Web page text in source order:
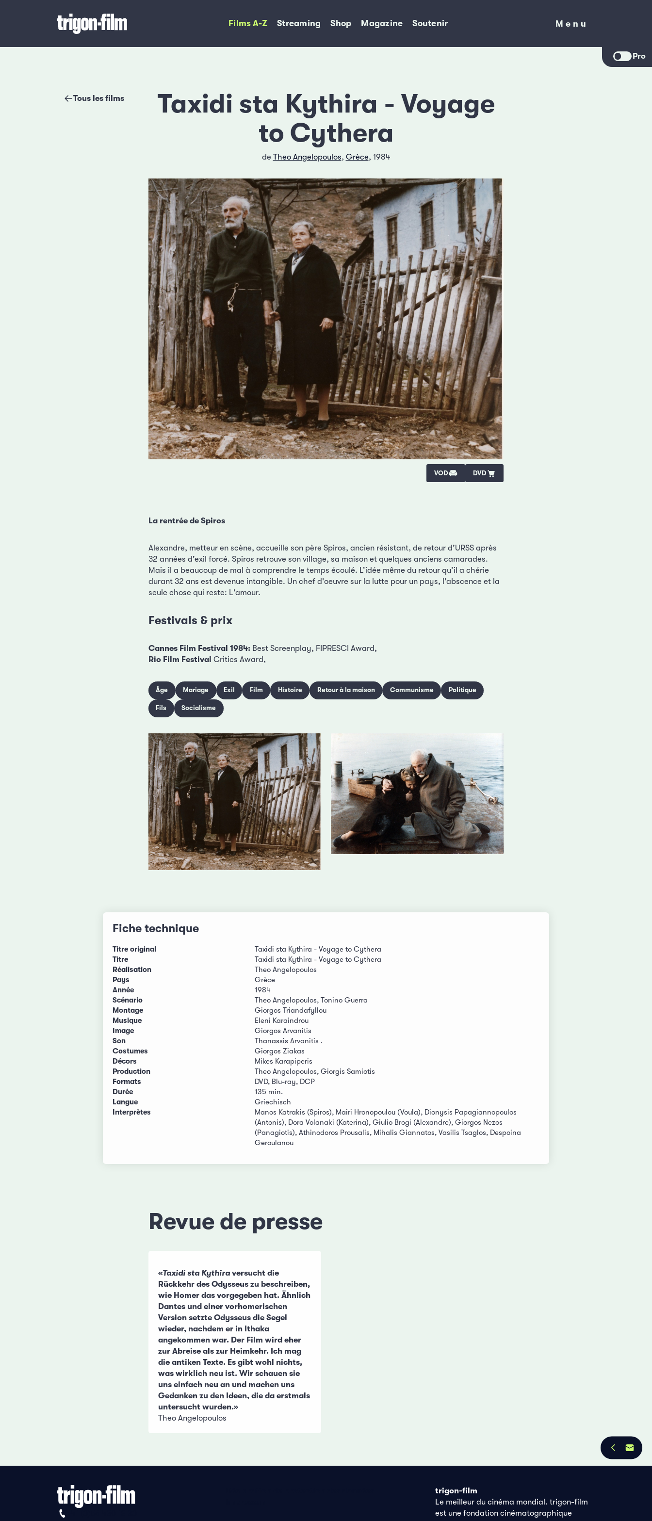
Films A-Z Streaming Shop Magazine Soutenir
Menu
Menu
Pro
Tous les films
Taxidi sta Kythira - Voyage
to Cythera
de Theo Angelopoulos, Grèce, 1984
VOD DVD
La rentrée de Spiros
Alexandre, metteur en scène, accueille son père Spiros, ancien résistant, de retour d’URSS après
32 années d’exil forcé. Spiros retrouve son village, sa maison et quelques anciens camarades.
Mais il a beaucoup de mal à comprendre le temps écoulé. L’idée même du retour qu’il a chérie
durant 32 ans est devenue intangible. Un chef d'oeuvre sur la lutte pour un pays, l'abscence et la
seule chose qui reste: L'amour.
Festivals & prix
Cannes Film Festival 1984: Best Screenplay, FIPRESCI Award,
Rio Film Festival Critics Award,
Âge Mariage Exil Film Histoire Retour à la maison Communisme Politique
Fils Socialisme
Fiche technique
Titre original
Taxidi sta Kythira - Voyage to Cythera
Titre
Taxidi sta Kythira - Voyage to Cythera
Réalisation
Theo Angelopoulos
Pays
Grèce
Année
1984
Scénario
Theo Angelopoulos, Tonino Guerra
Montage
Giorgos Triandafyllou
Musique
Eleni Karaindrou
Image
Giorgos Arvanitis
Son
Thanassis Arvanitis .
Costumes
Giorgos Ziakas
Décors
Mikes Karapiperis
Production
Theo Angelopoulos, Giorgis Samiotis
Formats
DVD, Blu-ray, DCP
Durée
135 min.
Langue
Griechisch
Interprètes
Manos Katrakis (Spiros), Mairi Hronopoulou (Voula), Dionysis Papagiannopoulos
(Antonis), Dora Volanaki (Katerina), Giulio Brogi (Alexandre), Giorgos Nezos
(Panagiotis), Athinodoros Prousalis, Mihalis Giannatos, Vasilis Tsaglos, Despoina
Geroulanou
Revue de presse
«Taxidi sta Kythiraversucht die
Rückkehr des Odysseus zu beschreiben,
wie Homer das vorgegeben hat. Ähnlich
Dantes und einer vorhomerischen
Version setzte Odysseus die Segel
wieder, nachdem er in Ithaka
angekommen war. Der Film wird eher
zur Abreise als zur Heimkehr. Ich mag
die antiken Texte. Es gibt wohl nichts,
was wirklich neu ist. Wir schauen sie
uns einfach neu an und machen uns
Gedanken zu den Ideen, die da erstmals
untersucht wurden.»
Theo Angelopoulos
trigon-film
Le meilleur du cinéma mondial. trigon-film
est une fondation cinématographique